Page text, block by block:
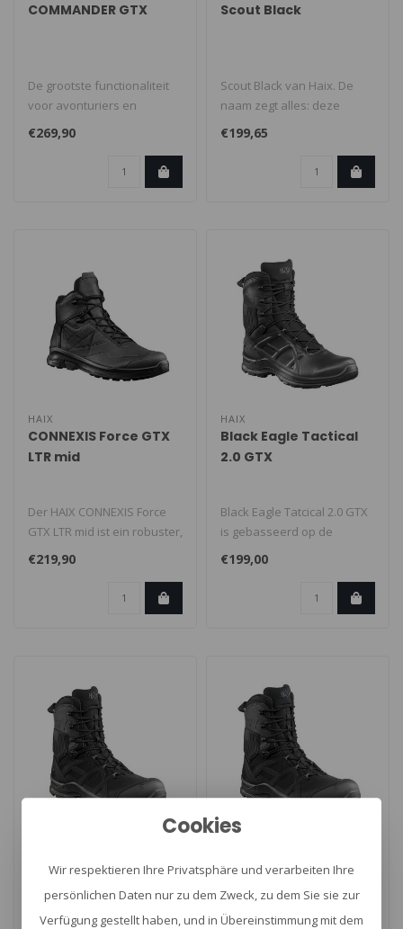
COMMANDER GTX
De grootste functionaliteit
voor avonturiers en
handhavers. Dankzij de
slipvaste..
€269,90
Scout Black
Scout Black van Haix. De
naam zegt alles: deze
schoen is bij uitstek geschikt
€199,65
HAIX
CONNEXIS Force GTX
LTR mid
Der HAIX CONNEXIS Force
GTX LTR mid ist ein robuster,
halbhoher Dienstschuh für..
€219,90
HAIX
Black Eagle Tactical
2.0 GTX
Black Eagle Tatcical 2.0 GTX
is gebasseerd op de
techniek van
sportschoenen. Lic..
€199,00
Black Eagle Athletic 2.1
BLACK EAGLE Athletic
high/black/Sidezipper
Cookies
Wir respektieren Ihre Privatsphäre und verarbeiten Ihre
persönlichen Daten nur zu dem Zweck, zu dem Sie sie zur
Verfügung gestellt haben, und in Übereinstimmung mit dem